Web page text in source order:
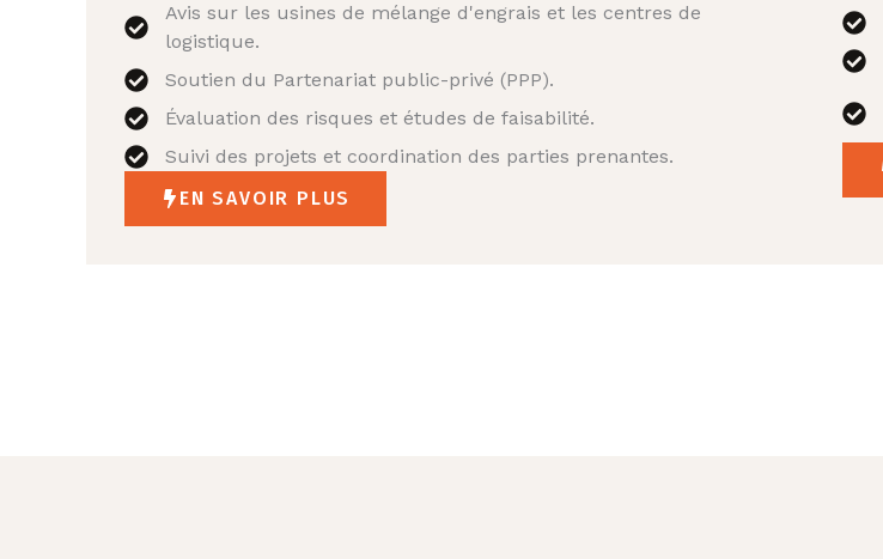
Avis sur les usines de mélange d'engrais et les centres de
logistique.
Soutien du Partenariat public-privé (PPP).
Évaluation des risques et études de faisabilité.
Suivi des projets et coordination des parties prenantes.
EN SAVOIR PLUS